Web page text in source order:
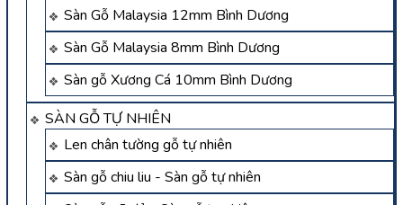
Sàn Gỗ Malaysia 12mm Bình Dương
Sàn Gỗ Malaysia 8mm Bình Dương
Sàn gỗ Xương Cá 10mm Bình Dương
SÀN GỖ TỰ NHIÊN
Len chân tường gỗ tự nhiên
Sàn gỗ chiu liu - Sàn gỗ tự nhiên